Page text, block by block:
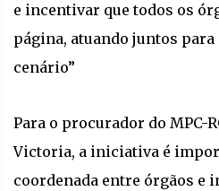
e incentivar que todos os
página, atuando juntos
cenário”
Para o procurador do MPC-
Victoria, a iniciativa é
coordenada entre órgãos e